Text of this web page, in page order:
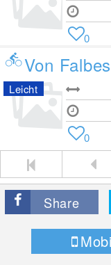
0
Von
Leicht
0
Share